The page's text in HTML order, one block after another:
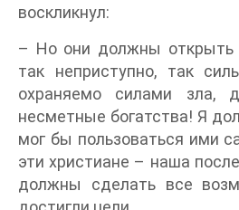
воскликнул:
– Но они должны открыть
так неприступно, так
охраняемо силами зла,
несметные богатства! Я
мог бы пользоваться ими
эти христиане – наша
должны сделать все